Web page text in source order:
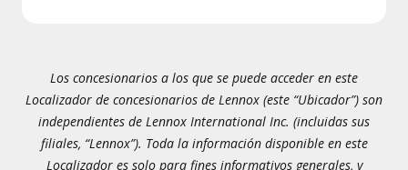
Los concesionarios a los que se puede acceder en este
Localizador de concesionarios de Lennox (este “Ubicador”) son
independientes de Lennox International Inc. (incluidas sus
filiales, “Lennox”). Toda la información disponible en este
Localizador es solo para fines informativos generales, y